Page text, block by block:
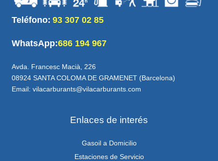
Teléfono: 93 307 02 85
WhatsApp:686 194 967
Avda. Francesc Macià, 226
08924 SANTA COLOMA DE GRAMENET (Barcelona)
Email: vilacarburants@vilacarburants.com
Enlaces de interés
Gasoil a Domicilio
Estaciones de Servicio